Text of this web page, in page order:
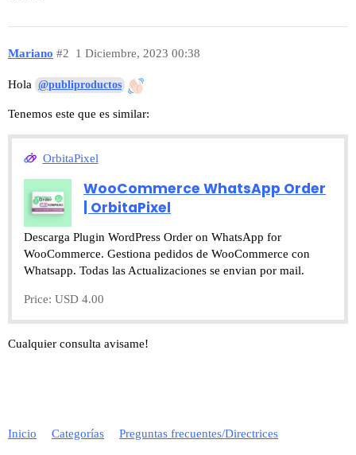
Mariano 1 Diciembre, 2023 00:38
#2
Hola @publiproductos
Tenemos este que es similar:
OrbitaPixel
WooCommerce WhatsApp Order
| OrbitaPixel
Descarga Plugin WordPress Order on WhatsApp for
WooCommerce. Gestiona pedidos de WooCommerce con
Whatsapp. Todas las Actualizaciones se envian por mail.
Price: USD 4.00
Cualquier consulta avisame!
Inicio Categorías Preguntas frecuentes/Directrices